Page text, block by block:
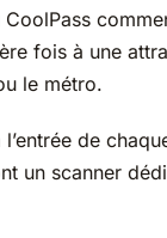
fois à une
le métro.
de
un scanner